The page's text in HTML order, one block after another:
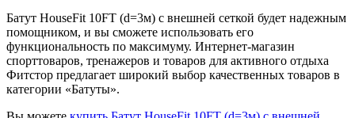
Батут HouseFit 10FT (d=3м) с внешней сеткой будет надежным
помощником, и вы сможете использовать его
функциональность по максимуму. Интернет-магазин
спорттоваров, тренажеров и товаров для активного отдыха
Фитстор предлагает широкий выбор качественных товаров в
категории «Батуты».